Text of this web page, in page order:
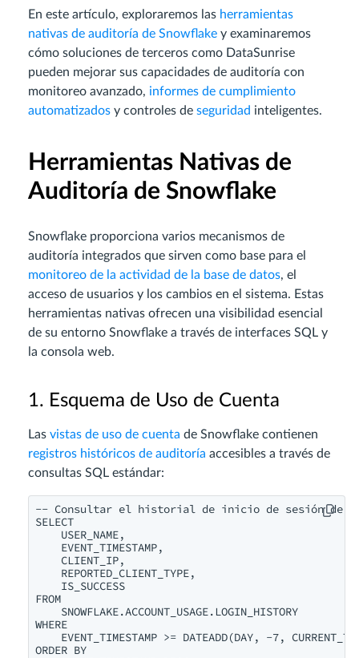
En este artículo, exploraremos las herramientas
nativas de auditoría de Snowflake y examinaremos
cómo soluciones de terceros como DataSunrise
pueden mejorar sus capacidades de auditoría con
monitoreo avanzado, informes de cumplimiento
automatizados y controles de seguridad inteligentes.
Herramientas Nativas de
Auditoría de Snowflake
Snowflake proporciona varios mecanismos de
auditoría integrados que sirven como base para el
monitoreo de la actividad de la base de datos, el
acceso de usuarios y los cambios en el sistema. Estas
herramientas nativas ofrecen una visibilidad esencial
de su entorno Snowflake a través de interfaces SQL y
la consola web.
1. Esquema de Uso de Cuenta
Las vistas de uso de cuenta de Snowflake contienen
registros históricos de auditoría accesibles a través de
consultas SQL estándar:
-- Consultar el historial de inicio de sesión de
SELECT
    USER_NAME,
    EVENT_TIMESTAMP,
    CLIENT_IP,
    REPORTED_CLIENT_TYPE,
    IS_SUCCESS
FROM
    SNOWFLAKE.ACCOUNT_USAGE.LOGIN_HISTORY
WHERE
EVENT_TIMESTAMP >= DATEADD(DAY, -7,
ORDER BY